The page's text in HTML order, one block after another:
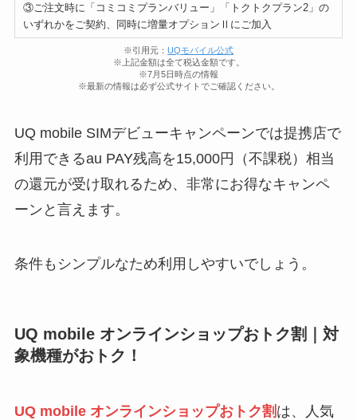
③ご注文時に「コミコミプランバリュー」「トクトクプラン2」の
いずれかをご契約、同時に増量オプションⅡにご加入
※引用元： UQモバイル公式
※上記金額は全て税込金額です。
※7月5日時点の情報
※最新の情報は必ず公式サイトでご確認ください。
UQ mobile SIMデビューキャンペーンでは提携店で
利用できるau PAY残高を15,000円（不課税）相当
の還元が受け取れるため、非常にお得なキャンペ
ーンと言えます。
条件もシンプルなため利用しやすいでしょう。
UQ mobile オンラインショップおトク割｜対
象機種がおトク！
UQ mobile オンラインショップおトク割 は、人気